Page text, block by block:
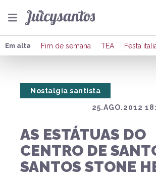
Em alta Fim de semana TEA Festa
25.AGO.2012
Nostalgia santista
AS ESTÁTUAS DO
CENTRO DE
SANTOS STONE